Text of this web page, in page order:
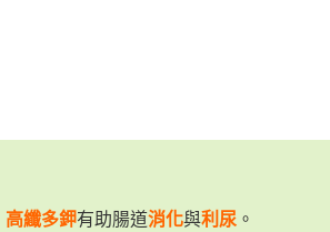
高纖多鉀有助腸道消化與利尿 。